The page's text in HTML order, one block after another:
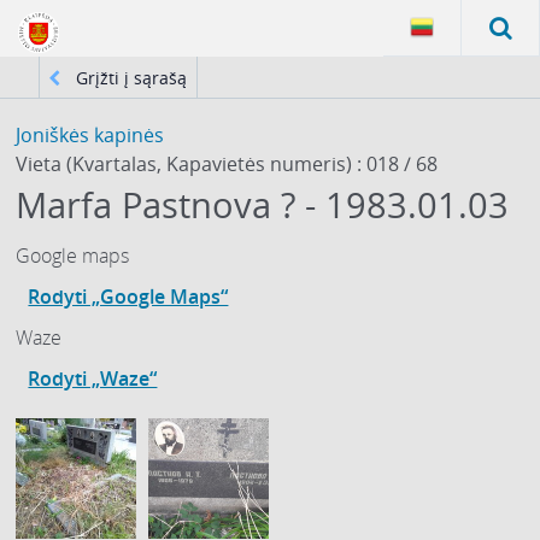
Grįžti į sąrašą
Joniškės kapinės
Vieta (Kvartalas, Kapavietės numeris) : 018 / 68
Marfa Pastnova ? - 1983.01.03
Google maps
Rodyti „Google Maps“
Waze
Rodyti „Waze“